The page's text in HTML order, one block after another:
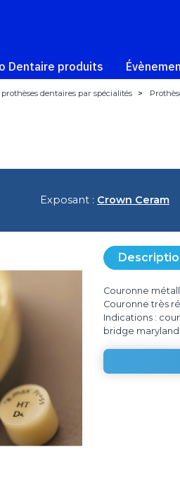
Dentaire produits
dentaires par spécialités >
Exposant : Crown Ceram
Couronne
Couronne très
Indications :
bridge maryland.